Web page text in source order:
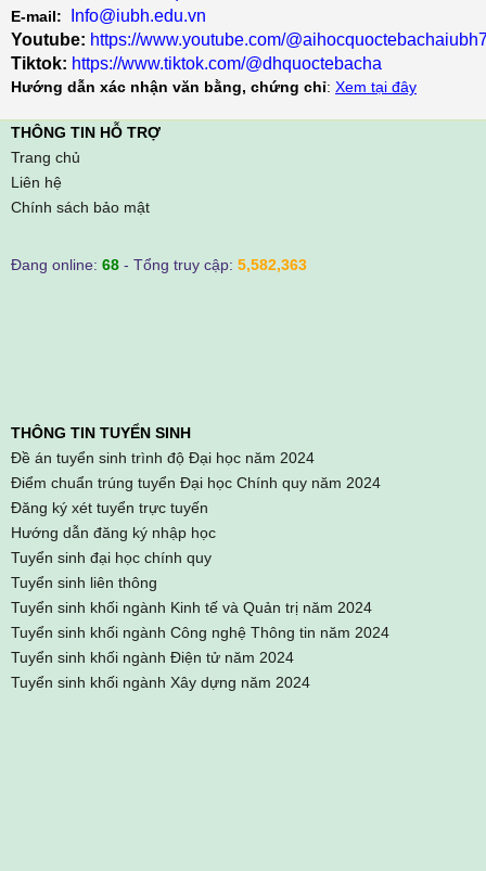
E-mail:
Info@iubh.edu.vn
Youtube: https://www.youtube.com/
Tiktok: https://www.tiktok.com/@dhquoctebacha
Hướng dẫn xác nhận văn bằng, chứng chỉ: Xem tại đây
THÔNG TIN HỖ TRỢ
Trang chủ
Liên hệ
Chính sách bảo mật
Đang online: 68 - Tổng truy cập: 5,582,363
THÔNG TIN TUYỂN SINH
Đề án tuyển sinh trình độ Đại học năm 2024
Điểm chuẩn trúng tuyển Đại học Chính quy năm 2024
Đăng ký xét tuyển trực tuyến
Hướng dẫn đăng ký nhập học
Tuyển sinh đại học chính quy
Tuyển sinh liên thông
Tuyển sinh khối ngành Kinh tế và Quản trị năm 2024
Tuyển sinh khối ngành Công nghệ Thông tin năm 2024
Tuyển sinh khối ngành Điện tử năm 2024
Tuyển sinh khối ngành Xây dựng năm 2024